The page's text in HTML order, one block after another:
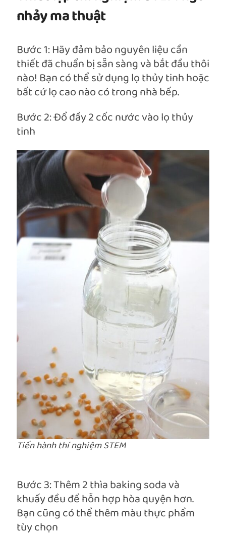
nhảy ma thuật
Bước 1: Hãy đảm bảo nguyên liệu cần
thiết đã chuẩn bị sẵn sàng và bắt đầu thôi
nào! Bạn có thể sử dụng lọ thủy tinh hoặc
bất cứ lọ cao nào có trong nhà bếp.
Bước 2: Đổ đầy 2 cốc nước vào lọ thủy
tinh
Tiến hành thí nghiệm STEM
Bước 3: Thêm 2 thìa baking soda và
khuấy đều để hỗn hợp hòa quyện hơn.
Bạn cũng có thể thêm màu thực phẩm
tùy chọn